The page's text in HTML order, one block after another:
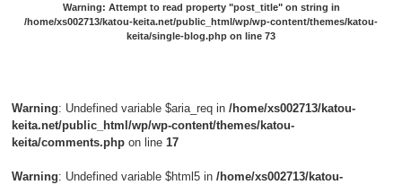
Warning: Attempt to read property "post_title" on string in
/home/xs002713/katou-keita.net/public_html/wp/wp-content/themes/katou-
keita/single-blog.php on line 73
Warning: Undefined variable $aria_req in/home/xs002713/katou-
keita.net/public_html/wp/wp-content/themes/katou-
keita/comments.php on line 17
Warning: Undefined variable $html5 in/home/xs002713/katou-